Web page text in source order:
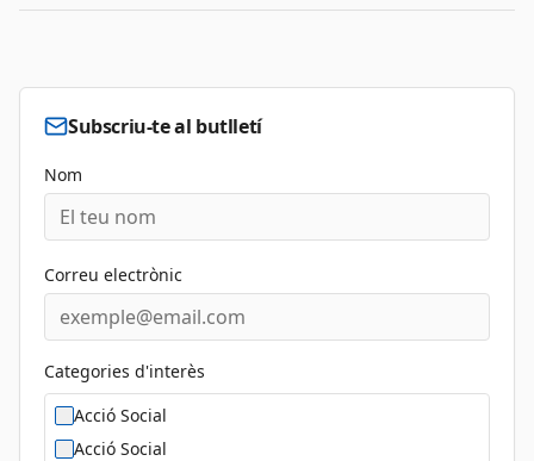
Subscriu-te al butlletí
Nom
Correu electrònic
Categories d'interès
Acció Social
Acció Social